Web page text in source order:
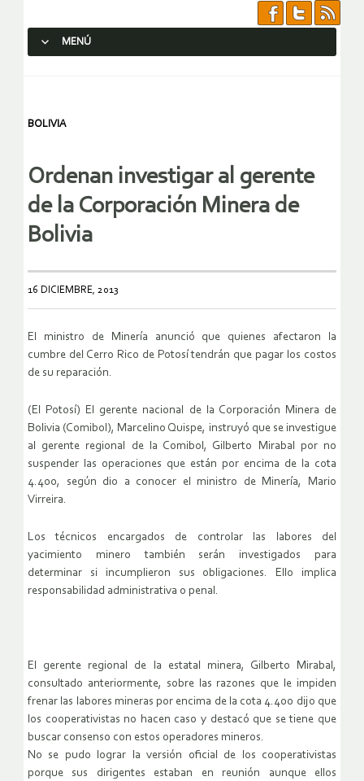
MENÚ
BOLIVIA
Ordenan investigar al gerente
de la Corporación Minera de
Bolivia
16 DICIEMBRE, 2013
El ministro de Minería anunció que quienes afectaron la
cumbre del Cerro Rico de Potosí tendrán que pagar los costos
de su reparación.
(El Potosí) El gerente nacional de la Corporación Minera de
Bolivia (Comibol), Marcelino Quispe, instruyó que se investigue
al gerente regional de la Comibol, Gilberto Mirabal por no
suspender las operaciones que están por encima de la cota
4.400, según dio a conocer el ministro de Minería, Mario
Virreira.
Los técnicos encargados de controlar las labores del
yacimiento minero también serán investigados para
determinar si incumplieron sus obligaciones. Ello implica
responsabilidad administrativa o penal.
El gerente regional de la estatal minera, Gilberto Mirabal,
consultado anteriormente, sobre las razones que le impiden
frenar las labores mineras por encima de la cota 4.400 dijo que
los cooperativistas no hacen caso y destacó que se tiene que
buscar consenso con estos operadores mineros.
No se pudo lograr la versión oficial de los cooperativistas
porque sus dirigentes estaban en reunión aunque ellos